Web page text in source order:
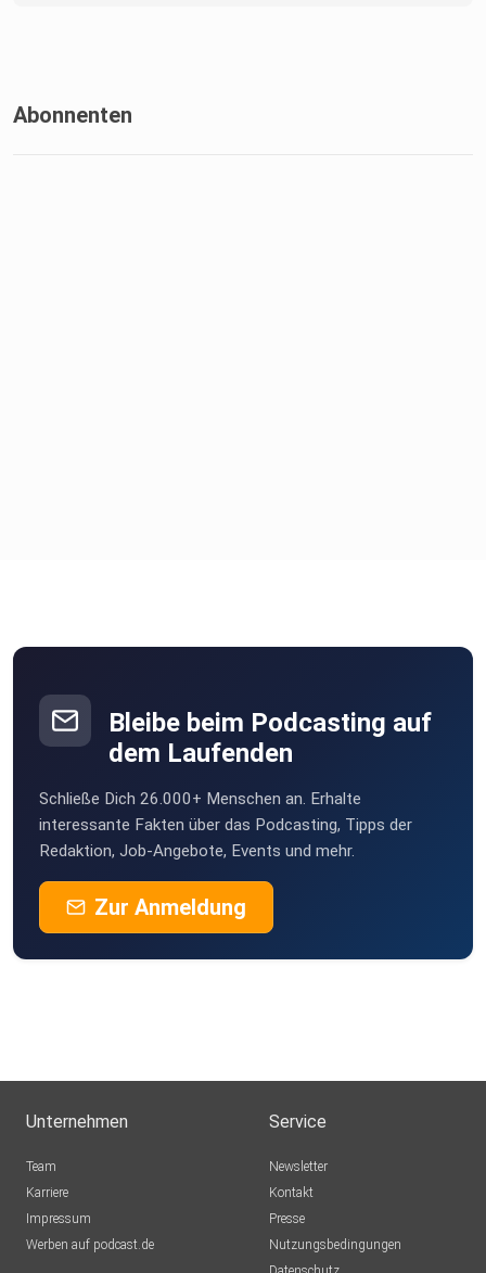
Abonnenten
Bleibe beim Podcasting auf
dem Laufenden
Schließe Dich 26.000+ Menschen an. Erhalte
interessante Fakten über das Podcasting, Tipps der
Redaktion, Job-Angebote, Events und mehr.
Zur Anmeldung
Unternehmen
Team
Karriere
Impressum
Werben auf podcast.de
Service
Newsletter
Kontakt
Presse
Nutzungsbedingungen